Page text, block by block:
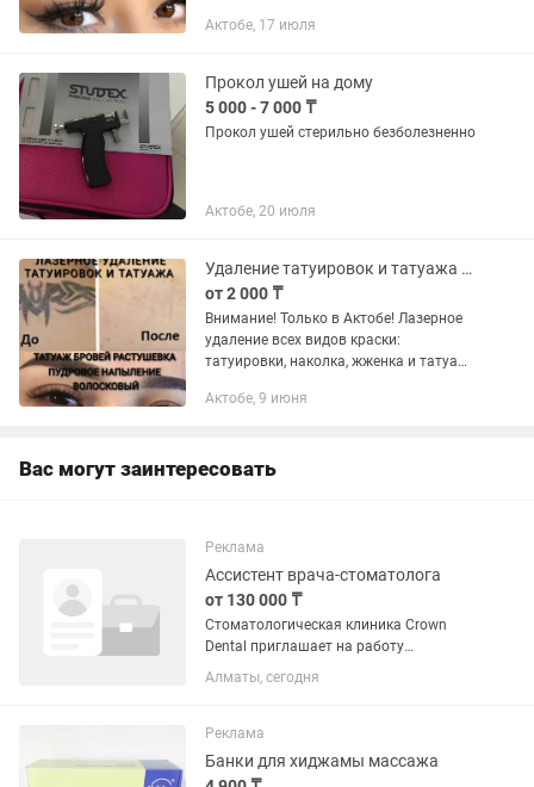
Актобе, 17 июля
Прокол ушей на дому
5 000 - 7 000 ₸
Прокол ушей стерильно безболезненно
Актобе, 20 июля
Удаление татуировок и татуажа в Актобе! Недорого! Татуаж бровей, растушевка
от 2 000 ₸
Внимание! Только в Актобе! Лазерное
удаление всех видов краски:
татуировки, наколка, жженка и татуажа
макияж бровей, растушевка - 13000 тг
Актобе, 9 июня
Вас могут заинтересовать
Реклама
Ассистент врача-стоматолога
от 130 000 ₸
Стоматологическая клиника Crown
Dental приглашает на работу
ассистента стоматолога в нашу
команду! Дружный коллектив и
Находимся в центре города, по адресу:
Жамбыла...
Алматы, сегодня
Реклама
Банки для хиджамы массажа